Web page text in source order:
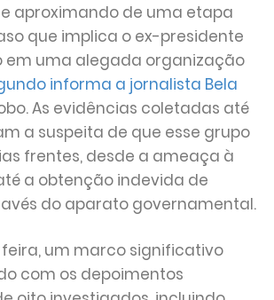
aproximando de uma etapa
que implica o ex-presidente
em uma alegada organização
informa a jornalista Bela
As evidências coletadas até
a suspeita de que esse grupo
frentes, desde a ameaça à
a obtenção indevida de
do aparato governamental.
um marco significativo
com os depoimentos